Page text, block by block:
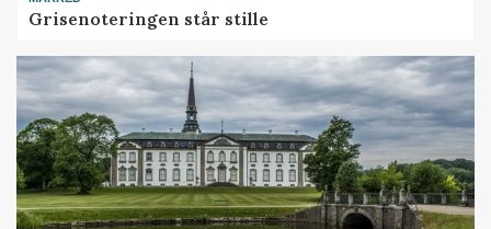
Grisenoteringen står stille